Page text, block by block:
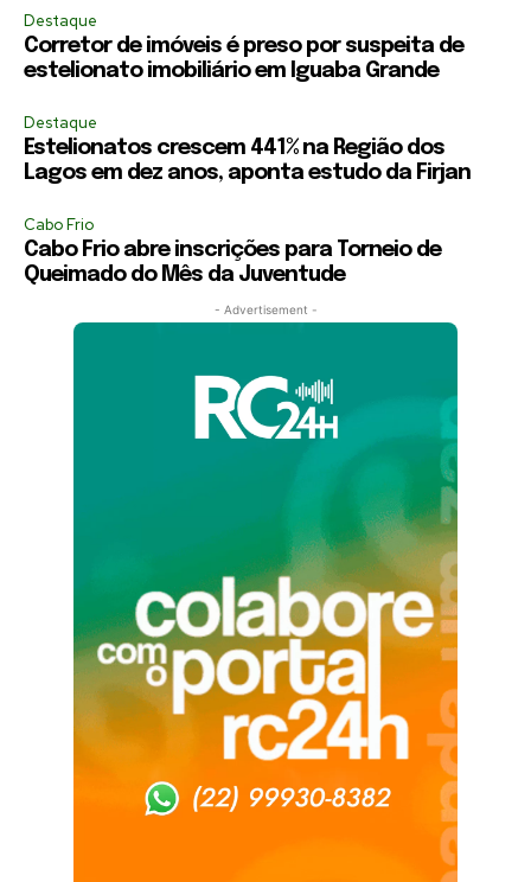
Destaque
Corretor de imóveis é preso por suspeita de
estelionato imobiliário em Iguaba Grande
Destaque
Estelionatos crescem 441% na Região dos
Lagos em dez anos, aponta estudo da Firjan
Cabo Frio
Cabo Frio abre inscrições para Torneio de
Queimado do Mês da Juventude
- Advertisement -